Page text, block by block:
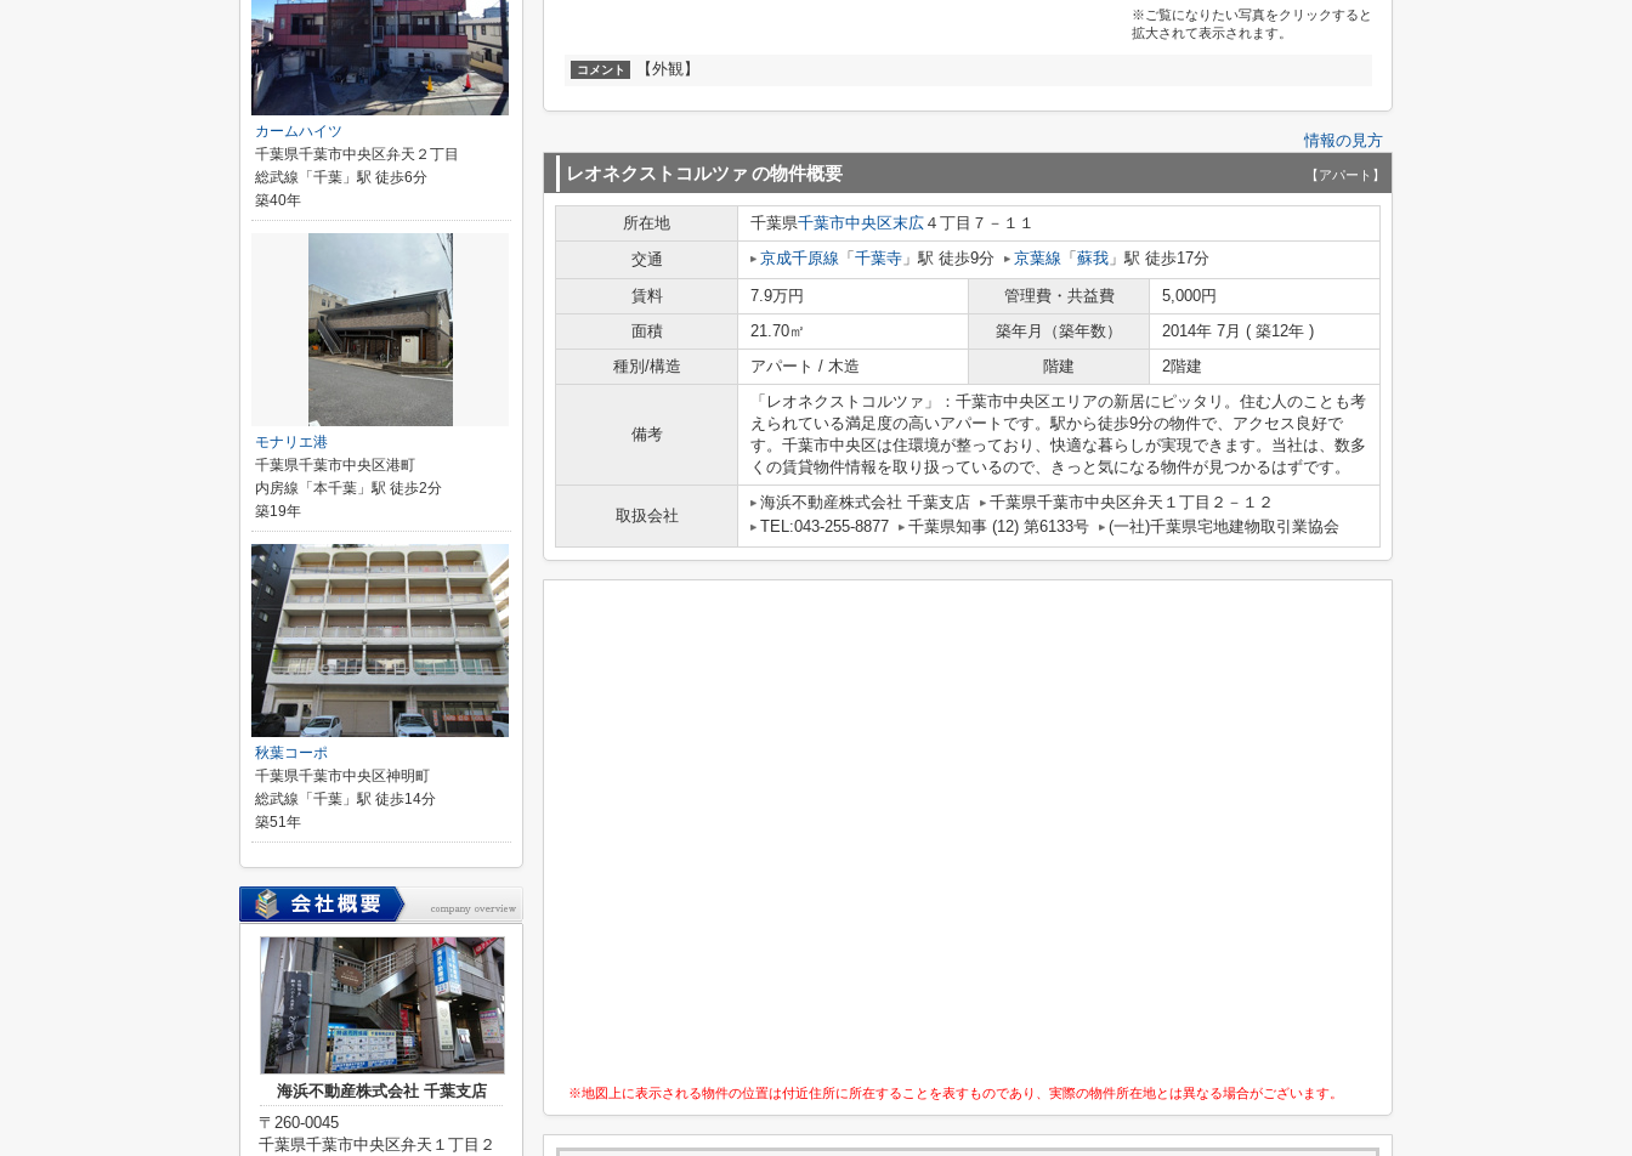
※ご覧になりたい写真をクリックすると
拡大されて表示されます。
コメント 【外観】
情報の見方
レオネクストコルツァ の物件概要 【アパート】
所在地 千葉県千葉市中央区末広 ４丁目７－１１
交通
京成千原線 「 千葉寺 」駅 徒歩9分 京葉線 「 蘇我 」駅 徒歩17分
賃料 7.9万円 管理費・共益費
5,000円
面積
21.70㎡ 築年月（築年数）
2014年 7月 ( 築12年 )
種別/構造
アパート / 木造 階建 2階建
備考
「レオネクストコルツァ」：千葉市中央区エリアの新居にピッタリ。住む人のことも考
えられている満足度の高いアパートです。駅から徒歩9分の物件で、アクセス良好で
す。千葉市中央区は住環境が整っており、快適な暮らしが実現できます。当社は、数多
くの賃貸物件情報を取り扱っているので、きっと気になる物件が見つかるはずです。
取扱会社
海浜不動産株式会社 千葉支店
千葉県千葉市中央区弁天１丁目２－１２
TEL:043-255-8877
千葉県知事 (12) 第6133号 (一社)千葉県宅地建物取引業協会
※地図上に表示される物件の位置は付近住所に所在することを表すものであり、実際の物件所在地とは異なる場合がございます。
カームハイツ
千葉県千葉市中央区弁天２丁目
総武線「千葉」駅 徒歩6分
築40年
モナリエ港
千葉県千葉市中央区港町
内房線「本千葉」駅 徒歩2分
築19年
秋葉コーポ
千葉県千葉市中央区神明町
総武線「千葉」駅 徒歩14分
築51年
海浜不動産株式会社 千葉支店
〒260-0045
千葉県千葉市中央区弁天１丁目２